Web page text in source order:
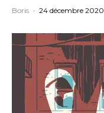
Boris · 24 décembre 2020